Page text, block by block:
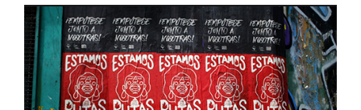
Tres colectivas feministas se
unen por el bienestar de las
trabajadoras sexuales
28/Ago/2020